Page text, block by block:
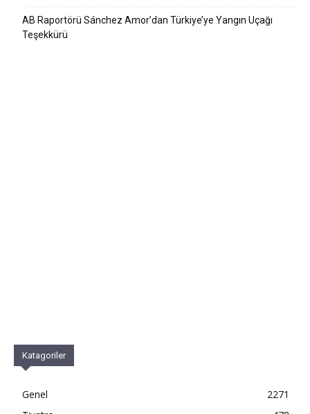
AB Raportörü Sánchez Amor’dan Türkiye’ye Yangın Uçağı
Teşekkürü
Katagoriler
Genel
2271